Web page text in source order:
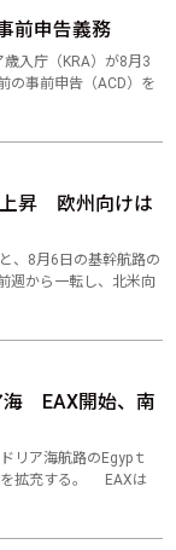
前申告義務
入庁（KRA）が8月3
の事前申告（ACD）を
昇 欧州向けは
、8月6日の基幹航路の
週から一転し、北米向
海 EAX開始、南
リア海航路のEgypｔ
を拡充する。 EAXは